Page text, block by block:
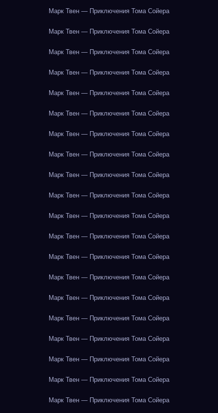
Марк Твен — Приключения Тома Сойера
Марк Твен — Приключения Тома Сойера
Марк Твен — Приключения Тома Сойера
Марк Твен — Приключения Тома Сойера
Марк Твен — Приключения Тома Сойера
Марк Твен — Приключения Тома Сойера
Марк Твен — Приключения Тома Сойера
Марк Твен — Приключения Тома Сойера
Марк Твен — Приключения Тома Сойера
Марк Твен — Приключения Тома Сойера
Марк Твен — Приключения Тома Сойера
Марк Твен — Приключения Тома Сойера
Марк Твен — Приключения Тома Сойера
Марк Твен — Приключения Тома Сойера
Марк Твен — Приключения Тома Сойера
Марк Твен — Приключения Тома Сойера
Марк Твен — Приключения Тома Сойера
Марк Твен — Приключения Тома Сойера
Марк Твен — Приключения Тома Сойера
Марк Твен — Приключения Тома Сойера